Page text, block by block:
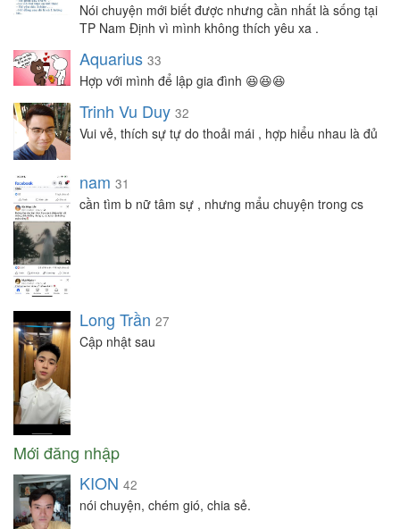
Nói chuyện mới biết được nhưng cần nhất là sống tại
TP Nam Định vì mình không thích yêu xa .
Aquarius 33
Hợp với mình để lập gia đình 😆😆😆
Trinh Vu Duy 32
Vui vẻ, thích sự tự do thoải mái , hợp hiểu nhau là đủ
nam 31
cần tìm b nữ tâm sự , nhưng mẩu chuyện trong cs
Long Trần 27
Cập nhật sau
Mới đăng nhập
KION 42
nói chuyện, chém gió, chia sẻ.